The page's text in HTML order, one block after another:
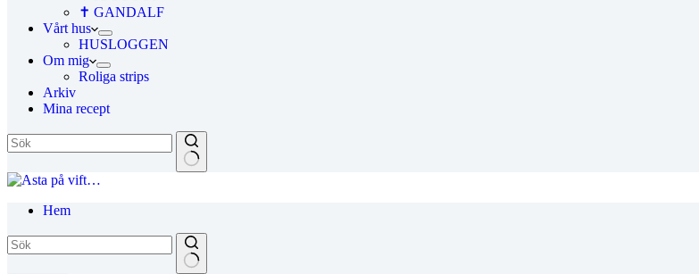
✝ GANDALF
Vårt hus
HUSLOGGEN
Om mig
Roliga strips
Arkiv
Mina recept
Hem